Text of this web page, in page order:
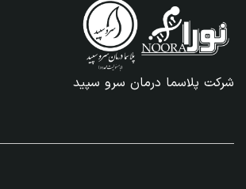
شرکت پلاسما درمان سرو سپید